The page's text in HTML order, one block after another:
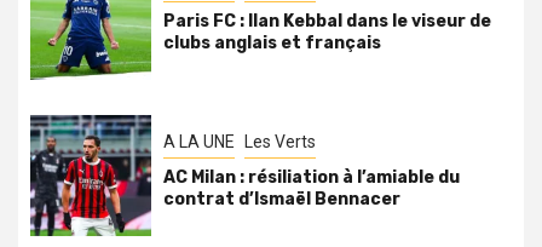
Paris FC : Ilan Kebbal dans le viseur de
clubs anglais et français
A LA UNE Les Verts
AC Milan : résiliation à l’amiable du
contrat d’Ismaël Bennacer